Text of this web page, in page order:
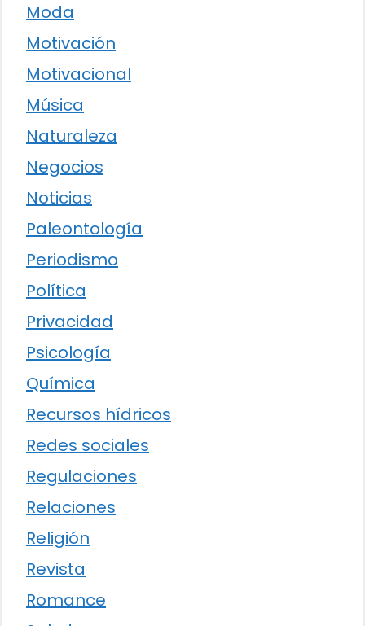
Moda
Motivación
Motivacional
Música
Naturaleza
Negocios
Noticias
Paleontología
Periodismo
Política
Privacidad
Psicología
Química
Recursos hídricos
Redes sociales
Regulaciones
Relaciones
Religión
Revista
Romance